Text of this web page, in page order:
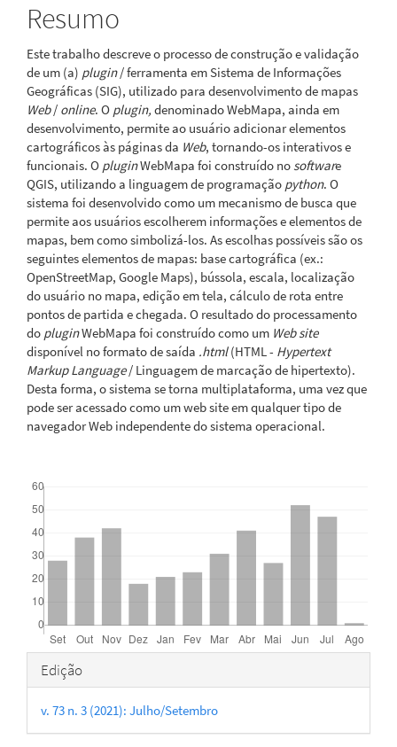
Resumo
Este trabalho descreve o processo de construção e validação
de um (a) plugin/ ferramenta em Sistema de Informações
Geográficas (SIG), utilizado para desenvolvimento de mapas
Web/ online. O plugin, denominado WebMapa, ainda em
desenvolvimento, permite ao usuário adicionar elementos
cartográficos às páginas da Web, tornando-os interativos e
funcionais. O pluginWebMapa foi construído no software
QGIS, utilizando a linguagem de programação python. O
sistema foi desenvolvido como um mecanismo de busca que
permite aos usuários escolherem informações e elementos de
mapas, bem como simbolizá-los. As escolhas possíveis são os
seguintes elementos de mapas: base cartográfica (ex.:
OpenStreetMap, Google Maps), bússola, escala, localização
do usuário no mapa, edição em tela, cálculo de rota entre
pontos de partida e chegada. O resultado do processamento
do pluginWebMapa foi construído como um Web site
disponível no formato de saída .html(HTML - Hypertext
Markup Language/ Linguagem de marcação de hipertexto).
Desta forma, o sistema se torna multiplataforma, uma vez que
pode ser acessado como um web site em qualquer tipo de
navegador Web independente do sistema operacional.
Detalhes
do
artigo
Edição
v. 73 n. 3 (2021): Julho/Setembro